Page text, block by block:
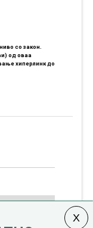
со закон.
од оваа
хиперлинк до